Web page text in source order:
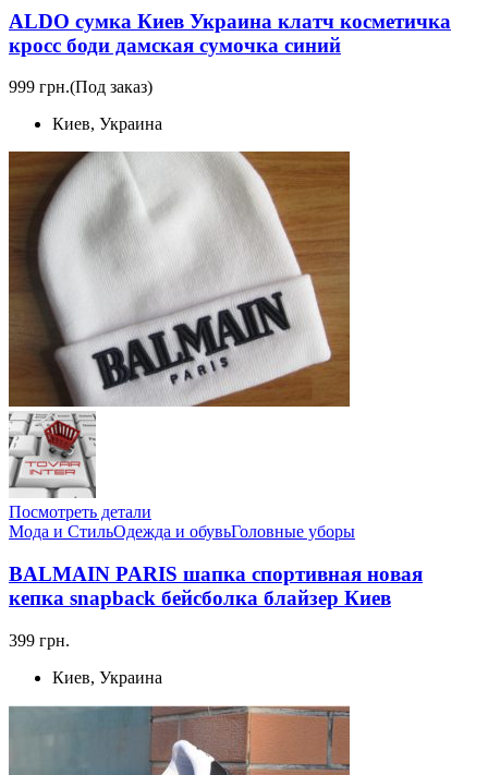
ALDO сумка Киев Украина клатч косметичка
кросс боди дамская сумочка синий
999 грн.(Под заказ)
Киев, Украина
Посмотреть детали
Мода и СтильОдежда и обувьГоловные уборы
BALMAIN PARIS шапка спортивная новая
кепка snapback бейсболка блайзер Киев
399 грн.
Киев, Украина